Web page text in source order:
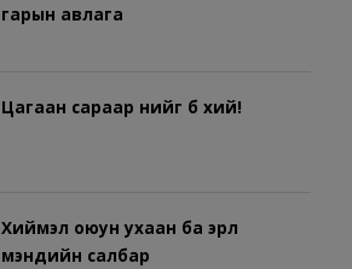
гарын авлага
Цагаан сараар үүнийг бүү хий!
Хиймэл оюун ухаан ба эрүүл
мэндийн салбар